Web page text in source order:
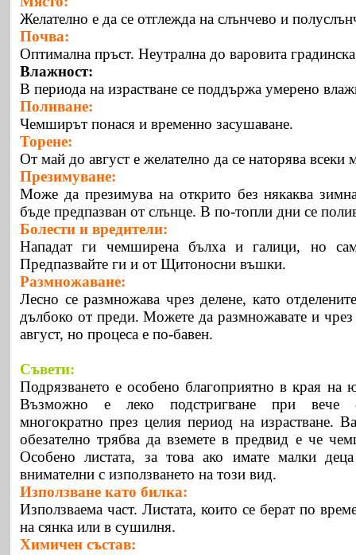
Желателно е да се отглежда на слънчево и
Почва:
Оптимална пръст. Неутрална до варовита
Влажност:
В периода на израстване се поддържа умерено
Поливане:
Чемширът понася и временно засушаване.
Торене:
От май до август е желателно да се наторява всеки
Презимуване:
Може да презимува на открито без някаква
бъде предпазван от слънце. В по-топли дни се
Болести и вредители:
Нападат ги чемширена бълха и галици, но
Предпазвайте ги и от Щитоносни въшки.
Размножаване:
Лесно се размножава чрез делене, като
дълбоко от преди. Можете да размножавате и
август, но процеса е по-бавен.
Съвети:
Подрязването е особено благоприятно в края на
Възможно е леко подстригване при вече
многократно през целия период на израстване.
обезателно трябва да вземете в предвид е че
Особено листата, за това ако имате малки
внимателни с използването на този вид.
Използване като билка:
Използваема част. Листата, които се берат по
на сянка или в сушилня.
Химичен състав: